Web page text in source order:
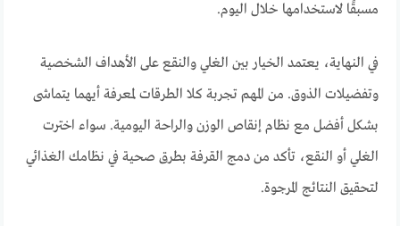
مسبقًا لاستخدامها خلال اليوم.
في النهاية، يعتمد الخيار بين الغلي والنقع على الأهداف الشخصية
وتفضيلات الذوق. من المهم تجربة كلا الطرقات لمعرفة أيهما يتماشى
بشكل أفضل مع نظام إنقاص الوزن والراحة اليومية. سواء اخترت
الغلي أو النقع، تأكد من دمج القرفة بطرق صحية في نظامك الغذائي
لتحقيق النتائج المرجوة.